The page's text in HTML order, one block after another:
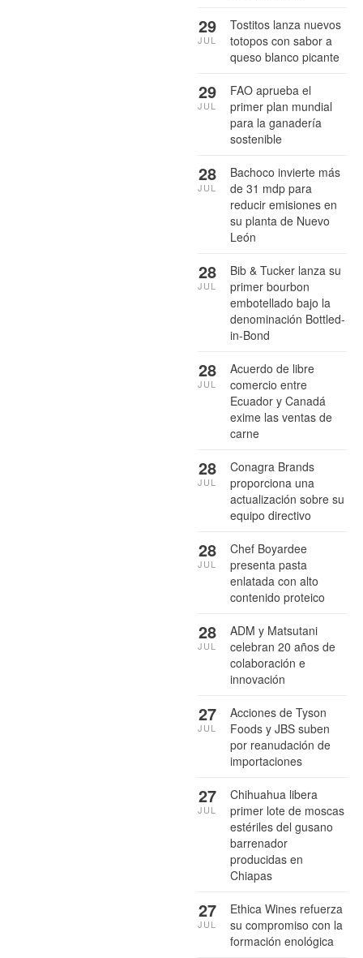
Tostitos lanza nuevos
totopos con sabor a
queso blanco picante
29
JUL
FAO aprueba el
primer plan mundial
para la ganadería
sostenible
29
JUL
Bachoco invierte más
de 31 mdp para
reducir emisiones en
su planta de Nuevo
León
28
JUL
Bib & Tucker lanza su
primer bourbon
embotellado bajo la
denominación Bottled-
in-Bond
28
JUL
Acuerdo de libre
comercio entre
Ecuador y Canadá
exime las ventas de
carne
28
JUL
Conagra Brands
proporciona una
actualización sobre su
equipo directivo
28
JUL
Chef Boyardee
presenta pasta
enlatada con alto
contenido proteico
28
JUL
ADM y Matsutani
celebran 20 años de
colaboración e
innovación
28
JUL
Acciones de Tyson
Foods y JBS suben
por reanudación de
importaciones
27
JUL
Chihuahua libera
primer lote de moscas
estériles del gusano
barrenador
producidas en
Chiapas
27
JUL
Ethica Wines refuerza
su compromiso con la
formación enológica
27
JUL